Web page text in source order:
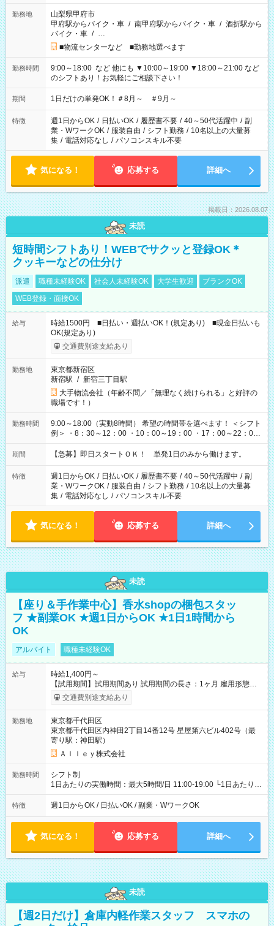
勤務地
山梨県甲府市
甲府駅からバイク・車 / 南甲府駅からバイク・車 / 酒折駅から
バイク・車 / …
■物流センターなど ■勤務地選べます
勤務時間
9:00～18:00 など 他にも ▼10:00～19:00 ▼18:00～21:00 など
のシフトあり！お気軽にご相談下さい！
期間 1日だけの単発OK！＃8月～ ＃9月～
特徴 週1日からOK / 日払いOK / 履歴書不要 / 40～50代活躍中 / 副
業・WワークOK / 服装自由 / シフト勤務 / 10名以上の大量募
集 / 電話対応なし / パソコンスキル不要
気になる！ 応募する 詳細へ
掲載日：2026.08.07
未読
短時間シフトあり！WEBでサクッと登録OK＊
クッキーなどの仕分け
派遣 職種未経験OK 社会人未経験OK 大学生歓迎
ブランクOK
WEB登録・面接OK
給与
時給1500円 ■日払い・週払いOK！(規定あり) ■現金日払いも
OK(規定あり)
交通費別途支給あり
勤務地
東京都新宿区
新宿駅 / 新宿三丁目駅
大手物流会社（年齢不問／「無理なく続けられる」と好評の
職場です！）
勤務時間
9:00～18:00（実動8時間） 希望の時間帯を選べます！ ＜シフト
例＞ ・8：30～12：00 ・10：00～19：00 ・17：00～22：00
・13：00～22：00 ・22：00～翌6：00 など
期間 【急募】即日スタートＯＫ！ 単発1日のみから働けます。
特徴 週1日からOK / 日払いOK / 履歴書不要 / 40～50代活躍中 / 副
業・WワークOK / 服装自由 / シフト勤務 / 10名以上の大量募
集 / 電話対応なし / パソコンスキル不要
気になる！ 応募する 詳細へ
未読
【座り＆手作業中心】香水shopの梱包スタッ
フ ★副業OK ★週1日からOK ★1日1時間から
OK
アルバイト 職種未経験OK
給与
時給1,400円～
【試用期間】試用期間あり 試用期間の長さ：1ヶ月 雇用形態、
給与は本採用時と同じです。
交通費別途支給あり
勤務地
東京都千代田区
東京都千代田区内神田2丁目14番12号 星屋第六ビル402号（最
寄り駅：神田駅）
Ａｌｌｅｙ株式会社
勤務時間
シフト制
1日あたりの実働時間：最大5時間/日 11:00-19:00 └1日あたりの
実働時間：1-5時間 └上記の時間帯内であれば、いつでも勤務可
能！ └平日・土曜日の中で、お好きな曜日でご勤務いただけま
18:00 などのように、自由な働き方が可能なお仕事です！
特徴 週1日からOK / 日払いOK / 副業・WワークOK
気になる！ 応募する 詳細へ
未読
【週2日だけ】倉庫内軽作業スタッフ スマホの